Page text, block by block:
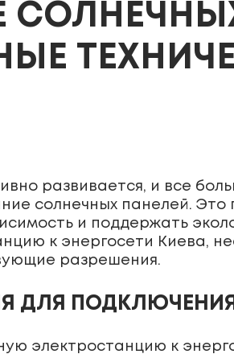
развивается, и все
солнечных панелей. Это
и поддержать
к энергосети Киева,
разрешения.
ДЛЯ
электростанцию к